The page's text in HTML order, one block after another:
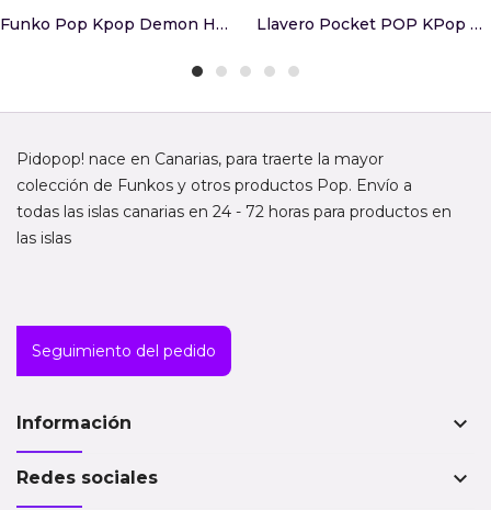
Funko Pop Kpop Demon Hunters Derpy With Sussie ... Llavero Pocket POP KPop Demon Hunters Zoey
Pidopop! nace en Canarias, para traerte la mayor
colección de Funkos y otros productos Pop. Envío a
todas las islas canarias en 24 - 72 horas para productos en
las islas
Seguimiento del pedido
Información keyboard_arrow_down
Redes sociales keyboard_arrow_down